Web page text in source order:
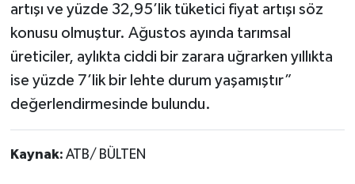
artışı ve yüzde 32,95’lik tüketici fiyat artışı söz
konusu olmuştur. Ağustos ayında tarımsal
üreticiler, aylıkta ciddi bir zarara uğrarken yıllıkta
ise yüzde 7’lik bir lehte durum yaşamıştır”
değerlendirmesinde bulundu.
Kaynak: ATB/ BÜLTEN